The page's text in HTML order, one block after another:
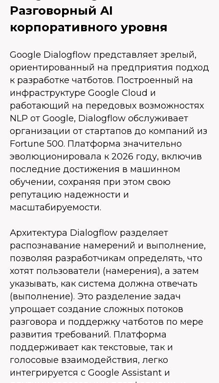
Разговорный AI
корпоративного уровня
Google Dialogflow представляет зрелый,
ориентированный на предприятия подход
к разработке чатботов. Построенный на
инфраструктуре Google Cloud и
работающий на передовых возможностях
NLP от Google, Dialogflow обслуживает
организации от стартапов до компаний из
Fortune 500. Платформа значительно
эволюционировала к 2026 году, включив
последние достижения в машинном
обучении, сохраняя при этом свою
репутацию надежности и
масштабируемости.
Архитектура Dialogflow разделяет
распознавание намерений и выполнение,
позволяя разработчикам определять, что
хотят пользователи (намерения), а затем
указывать, как система должна отвечать
(выполнение). Это разделение задач
упрощает создание сложных потоков
разговора и поддержку чатботов по мере
развития требований. Платформа
поддерживает как текстовые, так и
голосовые взаимодействия, легко
интегрируется с Google Assistant и